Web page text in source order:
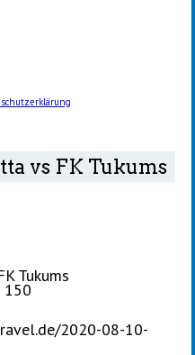
vs FK Tukums
Tukums
150
2020-08-10-